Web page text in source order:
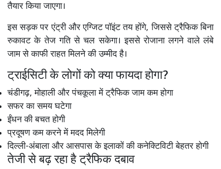
तैयार किया जाएगा।
इस सड़क पर एंट्री और एग्जिट पॉइंट तय होंगे, जिससे ट्रैफिक बिना
रुकावट के तेज गति से चल सकेगा। इससे रोजाना लगने वाले लंबे
जाम से काफी राहत मिलने की उम्मीद है।
ट्राईसिटी के लोगों को क्या फायदा होगा?
चंडीगढ़, मोहाली और पंचकूला में ट्रैफिक जाम कम होगा
सफर का समय घटेगा
ईंधन की बचत होगी
प्रदूषण कम करने में मदद मिलेगी
दिल्ली-अंबाला और आसपास के इलाकों की कनेक्टिविटी बेहतर होगी
तेजी से बढ़ रहा है ट्रैफिक दबाव